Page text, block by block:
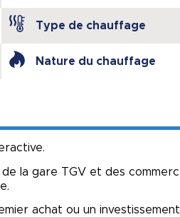
Type de chauffage
Nature du chauffage
la gare TGV et des
achat ou un